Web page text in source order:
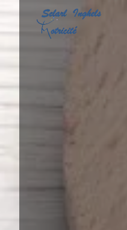
Panneau de gestion des cookies